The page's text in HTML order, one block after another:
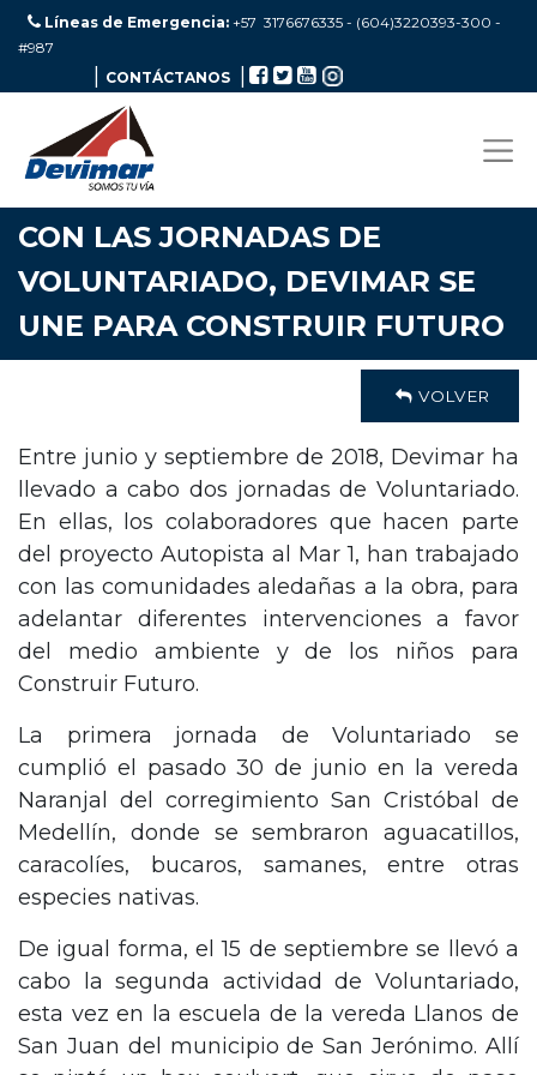
Líneas de Emergencia: +57 3176676335 - (604)3220393-300 -
#987
CONTÁCTANOS
CON LAS JORNADAS DE
VOLUNTARIADO, DEVIMAR SE
UNE PARA CONSTRUIR FUTURO
VOLVER
Entre junio y septiembre de 2018, Devimar ha
llevado a cabo dos jornadas de Voluntariado.
En ellas, los colaboradores que hacen parte
del proyecto Autopista al Mar 1, han trabajado
con las comunidades aledañas a la obra, para
adelantar diferentes intervenciones a favor
del medio ambiente y de los niños para
Construir Futuro.
La primera jornada de Voluntariado se
cumplió el pasado 30 de junio en la vereda
Naranjal del corregimiento San Cristóbal de
Medellín, donde se sembraron aguacatillos,
caracolíes, bucaros, samanes, entre otras
especies nativas.
De igual forma, el 15 de septiembre se llevó a
cabo la segunda actividad de Voluntariado,
esta vez en la escuela de la vereda Llanos de
San Juan del municipio de San Jerónimo. Allí